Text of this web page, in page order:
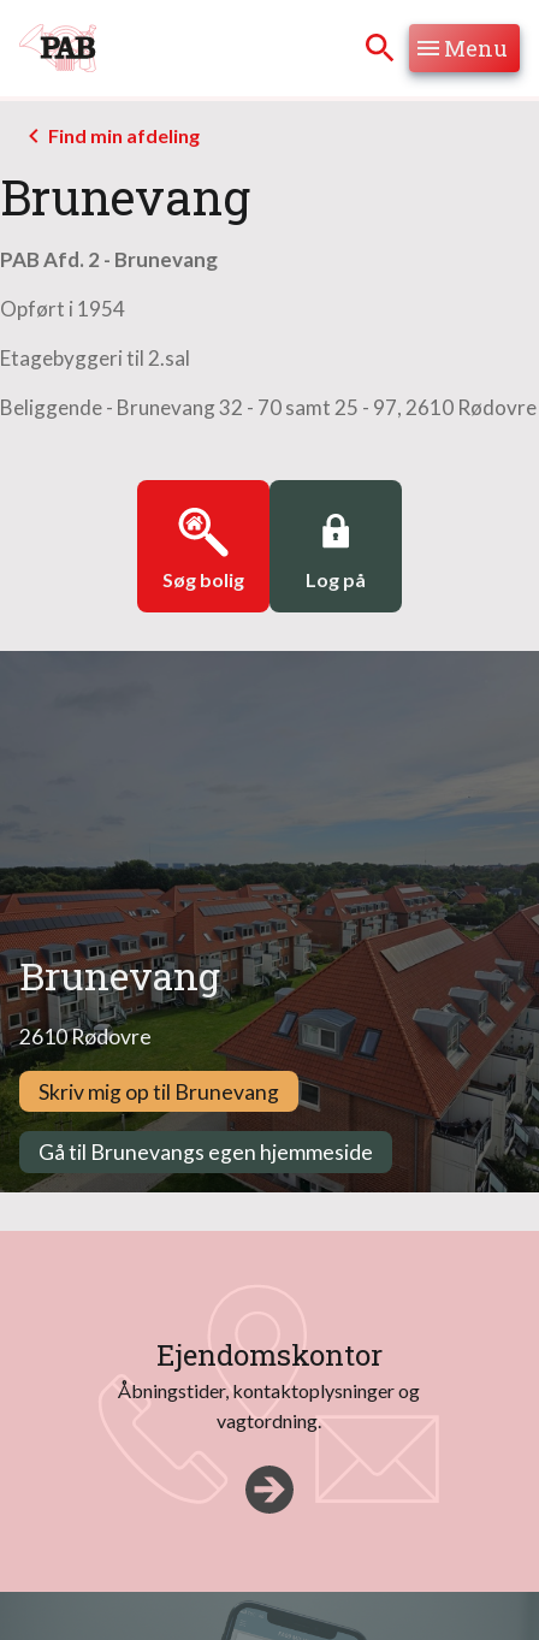
Hop til indhold
Hop til søgning Menu
Find min afdeling
Brunevang
PAB Afd. 2 - Brunevang
Opført i 1954
Etagebyggeri til 2.sal
Beliggende - Brunevang 32 - 70 samt 25 - 97, 2610 Rødovre
Søg bolig Log på
Brunevang
2610 Rødovre
Skriv mig op til Brunevang
Gå til Brunevangs egen hjemmeside
Ejendomskontor
Åbningstider, kontaktoplysninger og
vagtordning.